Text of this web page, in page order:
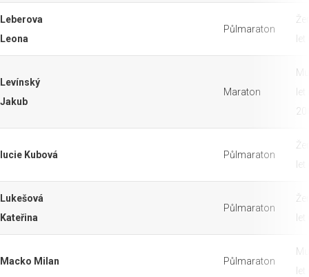
Leberova
Leona
Půlmaraton
Levínský
Jakub
Maraton
lucie Kubová Půlmaraton
Lukešová
Kateřina
Půlmaraton
Macko Milan Půlmaraton